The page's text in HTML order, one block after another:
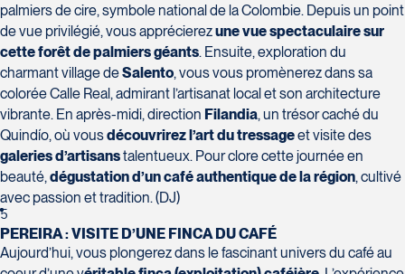
palmiers de cire, symbole national de la Colombie. Depuis un point
de vue privilégié, vous apprécierezune vue spectaculaire sur
cette forêt de palmiers géants. Ensuite, exploration du
charmant village deSalento, vous vous promènerez dans sa
colorée Calle Real, admirant l’artisanat local et son architecture
vibrante. En après-midi, direction Filandia, un trésor caché du
Quindío, où vousdécouvrirez l’art du tressageet visite des
galeries d’artisanstalentueux. Pour clore cette journée en
beauté,dégustation d’un café authentique de la région, cultivé
avec passion et tradition. (DJ)
5
PEREIRA : VISITE D’UNE FINCA DU CAFÉ
Aujourd’hui, vous plongerez dans le fascinant univers du café au
Voyages Action
230 Boulevard Sir-Wilfrid-Laurier
Beloeil
J3G 4G7
Tél :450-464-0363 / 1-800-331-
0363
Voyages Boislard Poirier
Voyages CAA Place de la Cité
2600 Boulevard Laurier #133,
Place de la Cité
Québec
G1V 4T3
Tél :418-653-9200 / 1-844-869-
2439